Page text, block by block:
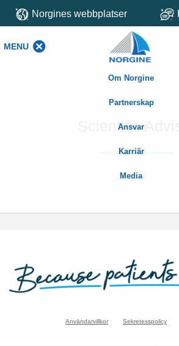
Norgines webbplatser
MENU
Om Norgine
Partnerskap
Ansvar
Karriär
Media
Scientific
Användarvillkor Sekretesspolicy